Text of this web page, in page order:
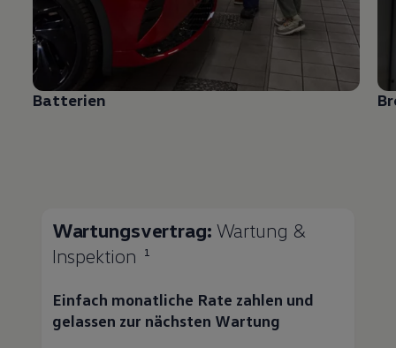
Batterien
Wartungsvertrag: Wartung &
Inspektion
1
Einfach monatliche Rate zahlen und
gelassen zur nächsten Wartung